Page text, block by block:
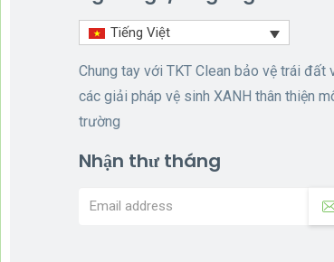
Tiếng Việt
Chung tay với TKT Clean bảo vệ trái đất
các giải pháp vệ sinh XANH thân thiện
trường
Nhận thư tháng